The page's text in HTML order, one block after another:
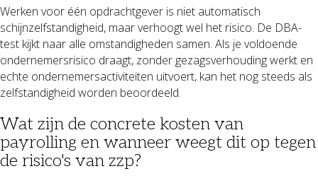
Werken voor één opdrachtgever is niet automatisch
schijnzelfstandigheid, maar verhoogt wel het risico. De DBA-
test kijkt naar alle omstandigheden samen. Als je voldoende
ondernemersrisico draagt, zonder gezagsverhouding werkt en
echte ondernemersactiviteiten uitvoert, kan het nog steeds als
zelfstandigheid worden beoordeeld.
Wat zijn de concrete kosten van
payrolling en wanneer weegt dit op tegen
de risico's van zzp?